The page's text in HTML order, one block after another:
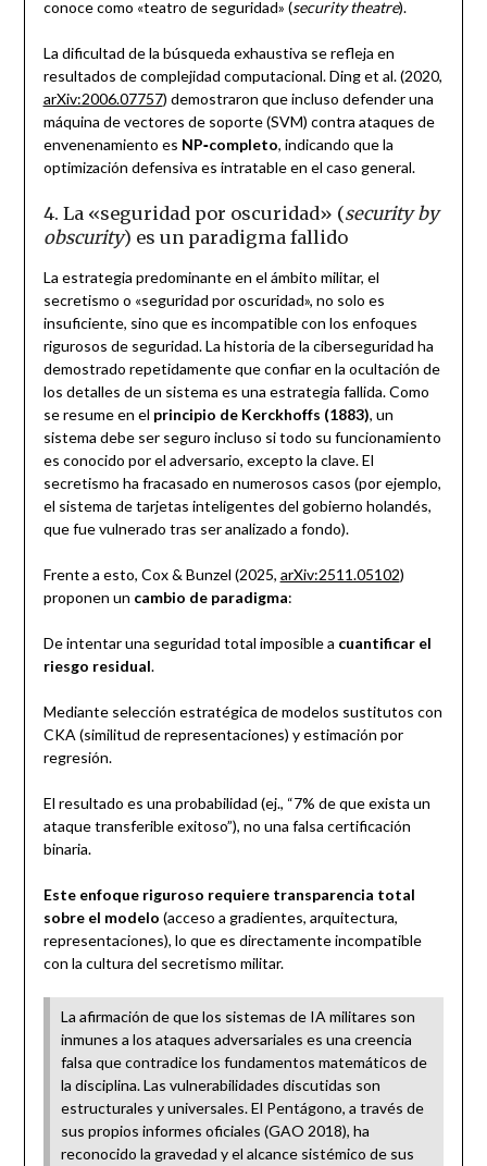
conoce como «teatro de seguridad» (security theatre).
La dificultad de la búsqueda exhaustiva se refleja en
resultados de complejidad computacional. Ding et al. (2020,
arXiv:2006.07757) demostraron que incluso defender una
máquina de vectores de soporte (SVM) contra ataques de
envenenamiento es NP‑completo, indicando que la
optimización defensiva es intratable en el caso general.
4. La «seguridad por oscuridad» (security by
obscurity) es un paradigma fallido
La estrategia predominante en el ámbito militar, el
secretismo o «seguridad por oscuridad», no solo es
insuficiente, sino que es incompatible con los enfoques
rigurosos de seguridad. La historia de la ciberseguridad ha
demostrado repetidamente que confiar en la ocultación de
los detalles de un sistema es una estrategia fallida. Como
se resume en el principio de Kerckhoffs (1883), un
sistema debe ser seguro incluso si todo su funcionamiento
es conocido por el adversario, excepto la clave. El
secretismo ha fracasado en numerosos casos (por ejemplo,
el sistema de tarjetas inteligentes del gobierno holandés,
que fue vulnerado tras ser analizado a fondo).
Frente a esto, Cox & Bunzel (2025, arXiv:2511.05102)
proponen un cambio de paradigma:
De intentar una seguridad total imposible a cuantificar el
riesgo residual.
Mediante selección estratégica de modelos sustitutos con
CKA (similitud de representaciones) y estimación por
regresión.
El resultado es una probabilidad (ej., “7% de que exista un
ataque transferible exitoso”), no una falsa certificación
binaria.
Este enfoque riguroso requiere transparencia total
sobre el modelo (acceso a gradientes, arquitectura,
representaciones), lo que es directamente incompatible
con la cultura del secretismo militar.
La afirmación de que los sistemas de IA militares son
inmunes a los ataques adversariales es una creencia
falsa que contradice los fundamentos matemáticos de
la disciplina. Las vulnerabilidades discutidas son
estructurales y universales. El Pentágono, a través de
sus propios informes oficiales (GAO 2018), ha
reconocido la gravedad y el alcance sistémico de sus